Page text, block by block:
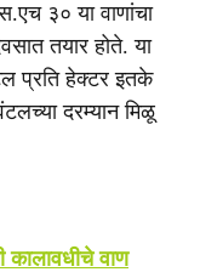
३० या वाणांचा
तयार होते. या
प्रति हेक्टर इतके
दरम्यान मिळू
वाण